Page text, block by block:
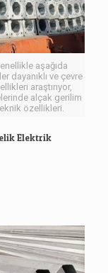
aşağıda
dayanıklı ve çevre
araştırıyor,
alçak gerilim
özellikleri.
Elektrik